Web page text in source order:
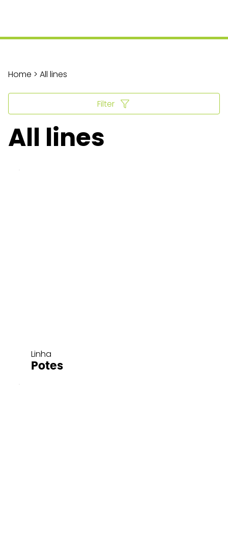
Linha
Potes
All lines
Home > All lines
Filter